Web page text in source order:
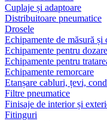
Cuplaje și adaptoare
Distribuitoare pneumatice
Drosele
Echipamente de măsură și
Echipamente pentru dozare
Echipamente pentru
Echipamente remorcare
Etanșare cabluri, țevi,
Filtre pneumatice
Finisaje de interior și
Fitinguri